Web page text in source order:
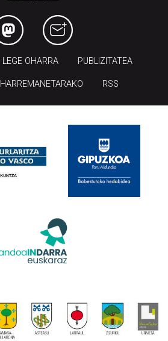
LEGE OHARRA PUBLIZITATEA
HARREMANETARAKO RSS